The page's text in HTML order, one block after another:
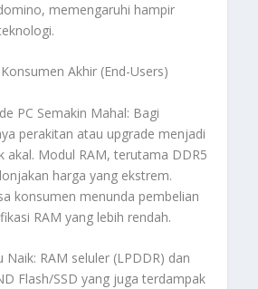
, memengaruhi hampir
Akhir (End-Users)
PC Semakin Mahal: Bagi
perakitan atau upgrade menjadi
akal. Modul RAM, terutama DDR5
harga yang ekstrem.
konsumen menunda pembelian
RAM yang lebih rendah.
Naik: RAM seluler (LPDDR) dan
Flash/SSD yang juga terdampak